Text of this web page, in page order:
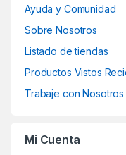
Ayuda y Comunidad
Sobre Nosotros
Listado de tiendas
Productos Vistos
Trabaje con Nosotros
Mi Cuenta